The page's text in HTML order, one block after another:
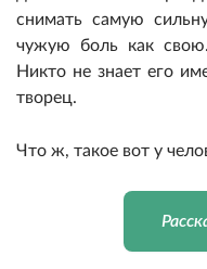
снимать самую
чужую боль как
Никто не знает его
творец.
Что ж, такое вот у